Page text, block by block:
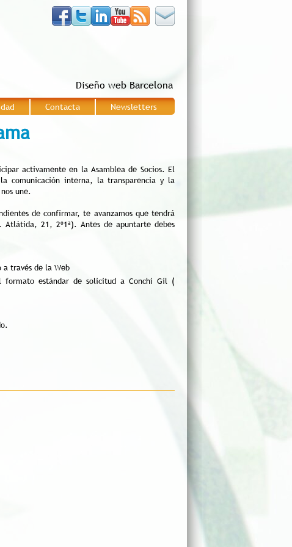
Diseño web Barcelona
Contacta Newsletters
activamente en la Asamblea de Socios. El
comunicación interna, la transparencia y la
une.
de confirmar, te avanzamos que tendrá
21, 2º1ª). Antes de apuntarte debes
través de la Web
estándar de solicitud a Conchi Gil (